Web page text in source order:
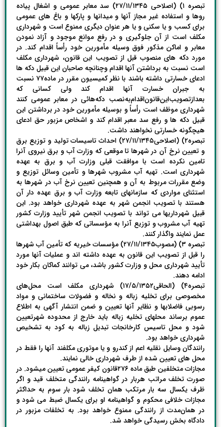
تبصره ۱) (اصلاحی ۲۷/۱۱/۱۳۴۵) سد معابر عمومی و اشغال پیاده
روها و استفاده غیر مجاز آنها و میدانها و پارکها و باغ های عمومی
برای کسب و یا سکنی و یا هر عنوان دیگری ممنوع است و شهرداری
مکلف است از آن جلوگیری و در رفع موانع موجود و آزاد نمودن
معابر و اماکن مذکور فوق وسیله مأمورین خود رأساً اقدام کند. در
مورد دکه های منصوب قبل از تصویب این قانون، شهرداری مکلف
است نسبت به برداشتن آنها اقدام وچنانچه صاحبان این قبیل دکه ها
ادعای خسارتی داشته باشند با نظر کمیسیون مقرر در ماده۷۷ نسبت
به جبران خسارت آنها اقدام کند ولی کسانی که
بعدازتصویب‌این‌قانون‌اقدام‌به‌نصب دکه‌هائی در معابر عمومی کنند
شهرداری موظف است رأساً و بوسیله مأمورین خود در برداشتن این
قبیل دکه ها و رفع سد معبر اقدام کند و اشخاص مزبور حق ادعای
هیچگونه خسارتی نخواهند داشت.
تبصره۲) (اصلاحی۲۷/۱۱/۱۳۴۵) احداث تاسیسات تولید و توزیع برق
و تعیین نرخ آن در شهرها تا موقعی که وزارت آب و برق نیروی آنرا
تامین نکرده است با موافقت قبلی وزارت آب و برق به عهده
شهرداری است. تهیه آب مشروب شهرها و تأمین وسائل توزیع و
وضع مقررات مربوط به آن و همچنین تعیین نرخ آب در شهرها به
استثنای مواردی که سازمانهای تابعه وزارت آب و برق عهده دار آن
هستند با تصویب انجمن شهر به عهده شهرداری خواهد بود. این
قبیل شهرداریها می تواند با تصویب انجمن شهر تأیید وزارت کشور
تهیه آب مشروب و توزیع آنرا به مؤسساتی که طبق اصول بهداشتی
عمل نمایند واگذار کنند.
تبصره ۳) (مصوب۲۷/۱۱/۱۳۴۵) مؤسسات خیریه که تأمین آب شهرها
را قبل از تصویب این قانون به عهده داشته اند و عملیات آنها مورد
تأیید شهرداری‌ محل‌ و وزارت کشور باشد، می توانند کماکان بکار خود
ادامه دهند.
تبصره۴) (الحاقی۱۷/۵/۱۳۵۲) شهرداری مکلف است محل‌های
مخصوصی برای تخلیه زباله و نخاله و فضولات ساختمانی و مواد
رسوبی فاضلابها و نظایر آنها تعیین و ضمن انتشار آگهی به اطلاع
عموم برساند محلهای تخلیه زباله باید خارج از محدوده شهرتعیین
شود و محل تاسیس کارخانجات تبدیل زباله به کود به تشخیص
شهرداری خواهد بود.
رانندگان وسایل نقلیه اعم از کندرو و یا موتوری مکلفند آنها را فقط در
محل های تعیین شده از طرف شهرداری خالی نمایند.
مجازات متخلفین طبق ماده ۲۷۶قانون کیفر عمومی تعیین میشود. در
صورت تخلف مراتب هربار در گواهینامه رانندگی متخلف قید و اگر
ظرف یکسال سه بار مرتکب همان تخلف شود بار سوم به حداکثر
مجازات خلافی محکوم و گواهینامه او برای یکسال ضبط می شود و
در همان‌مدت از رانندگی ممنوع خواهد بود. به تخلفات مزبور در
دادگاه بخش رسیدگی خواهد شد.